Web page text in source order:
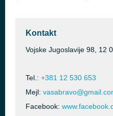
Kontakt
Vojske Jugoslavije 98, 12
Tel.: +381 12 530 653
Mejl:
Facebook: